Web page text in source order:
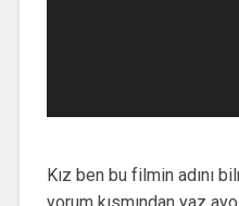
Kız ben bu filmin adını